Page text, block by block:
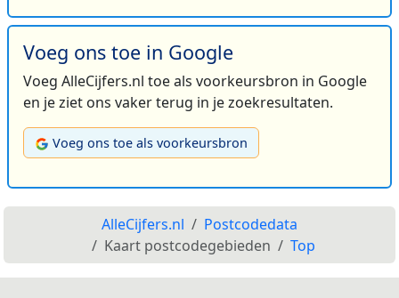
Voeg ons toe in Google
Voeg AlleCijfers.nl toe als voorkeursbron in Google
en je ziet ons vaker terug in je zoekresultaten.
Voeg ons toe als voorkeursbron
AlleCijfers.nl
Postcodedata
Kaart postcodegebieden
Top